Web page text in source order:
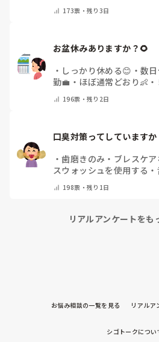
173票・残り3日
お盆休みありますか？🌻
・ しっかり休める😊 ・ 数
勤💼 ・ ほぼ通常どおり👶 ・
196票・残り2日
口臭対策ってしていますか
・歯磨きのみ ・ ブレスケ
スウォッシュを使用する ・
の他(コメントで教えて下さ
198票・残り1日
リアルアンケートをも
お悩み相談の一覧を見る リアルア
シゴトークについ